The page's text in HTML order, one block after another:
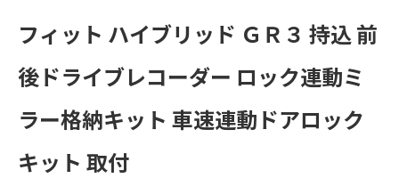
フィット ハイブリッド ＧＲ３ 持込 前
後ドライブレコーダー ロック連動ミ
ラー格納キット 車速連動ドアロック
キット 取付